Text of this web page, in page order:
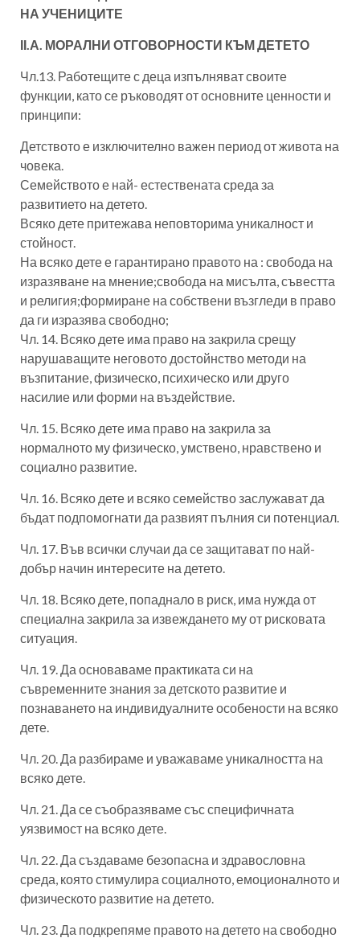
НА УЧЕНИЦИТЕ
ІІ.А. МОРАЛНИ ОТГОВОРНОСТИ КЪМ ДЕТЕТО
Чл.13. Работещите с деца изпълняват своите
функции, като се ръководят от основните ценности и
принципи:
Детството е изключително важен период от живота на
човека.
Семейството е най- естествената среда за
развитието на детето.
Всяко дете притежава неповторима уникалност и
стойност.
На всяко дете е гарантирано правото на : свобода на
изразяване на мнение;свобода на мисълта, съвестта
и религия;формиране на собствени възгледи в право
да ги изразява свободно;
Чл. 14. Всяко дете има право на закрила срещу
нарушаващите неговото достойнство методи на
възпитание, физическо, психическо или друго
насилие или форми на въздействие.
Чл. 15. Всяко дете има право на закрила за
нормалното му физическо, умствено, нравствено и
социално развитие.
Чл. 16. Всяко дете и всяко семейство заслужават да
бъдат подпомогнати да развият пълния си потенциал.
Чл. 17. Във всички случаи да се защитават по най-
добър начин интересите на детето.
Чл. 18. Всяко дете, попаднало в риск, има нужда от
специална закрила за извеждането му от рисковата
ситуация.
Чл. 19. Да основаваме практиката си на
съвременните знания за детското развитие и
познаването на индивидуалните особености на всяко
дете.
Чл. 20. Да разбираме и уважаваме уникалността на
всяко дете.
Чл. 21. Да се съобразяваме със специфичната
уязвимост на всяко дете.
Чл. 22. Да създаваме безопасна и здравословна
среда, която стимулира социалното, емоционалното и
физическото развитие на детето.
Чл. 23. Да подкрепяме правото на детето на свободно